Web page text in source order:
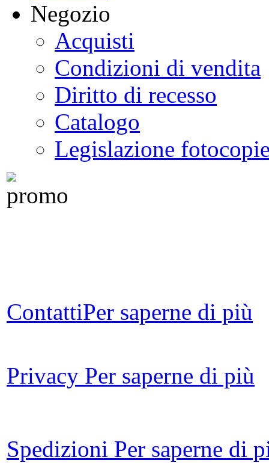
Negozio
Acquisti
Condizioni di vendita
Diritto di recesso
Catalogo
Legislazione
ContattiPer saperne di più
Privacy Per saperne di più
Spedizioni Per saperne di